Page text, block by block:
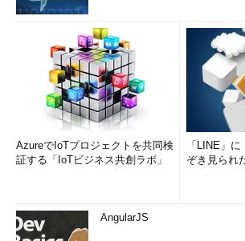
AzureでIoTプロジェクトを共同検
証する「IoTビジネス共創ラボ」
「LINE」
ぞき見られ
AngularJS